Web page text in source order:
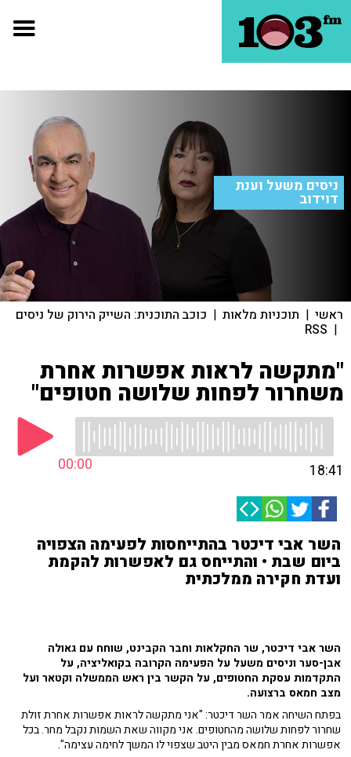
ניסים משעל וענת
דוידוב
ראשי | תוכניות מלאות | כוכב התוכנית: השייק הירוק של ניסים
|
RSS
"מתקשה לראות אפשרות אחרת
משחרור לפחות שלושה חטופים"
00:00 18:41
השר אבי דיכטר בהתייחסות לפעימה הצפויה
ביום שבת • והתייחס גם לאפשרות להקמת
ועדת חקירה ממלכתית
השר אבי דיכטר, שר החקלאות וחבר הקבינט, שוחח עם גאולה
אבן-סער וניסים משעל על הפעימה הקרובה בקואליציה, על
התקדמות עסקת החטופים, על הקשר בין ראש הממשלה וקטאר ועל
מצב חמאס ברצועה.
בפתח השיחה אמר השר דיכטר: "אני מתקשה לראות אפשרות אחרת זולת
שחרור לפחות שלושה מהחטופים. אני מקווה שאת השמות נקבל מחר. בכל
אפשרות אחרת חמאס מבין היטב שצפוי לו המשך לחימה עצימה".